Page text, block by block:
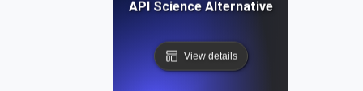
API Science Alternative
View details